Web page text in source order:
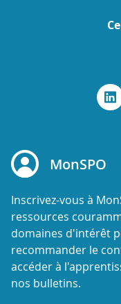
MonSPO
Inscrivez-vous à
ressources
domaines d'intérêt
recommander le
accéder à
nos bulletins.